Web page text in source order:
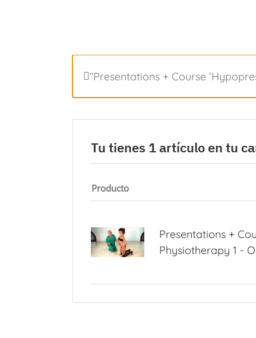
“Presentations + Course
Tu tienes 1 artículo en tu
Producto
Presentations +
Physiotherapy 1 -